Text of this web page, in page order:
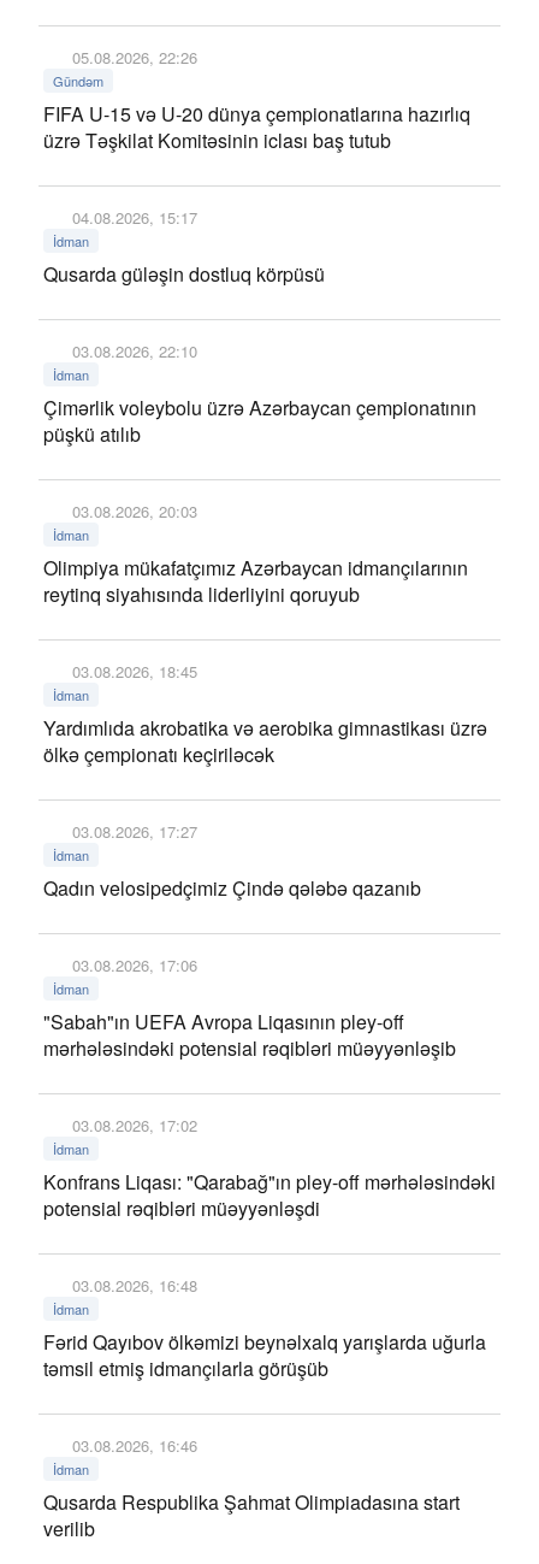
05.08.2026, 22:26
Gündəm
FIFA U-15 və U-20 dünya çempionatlarına hazırlıq
üzrə Təşkilat Komitəsinin iclası baş tutub
04.08.2026, 15:17
İdman
Qusarda güləşin dostluq körpüsü
03.08.2026, 22:10
İdman
Çimərlik voleybolu üzrə Azərbaycan çempionatının
püşkü atılıb
03.08.2026, 20:03
İdman
Olimpiya mükafatçımız Azərbaycan idmançılarının
reytinq siyahısında liderliyini qoruyub
03.08.2026, 18:45
İdman
Yardımlıda akrobatika və aerobika gimnastikası üzrə
ölkə çempionatı keçiriləcək
03.08.2026, 17:27
İdman
Qadın velosipedçimiz Çində qələbə qazanıb
03.08.2026, 17:06
İdman
"Sabah"ın UEFA Avropa Liqasının pley-off
mərhələsindəki potensial rəqibləri müəyyənləşib
03.08.2026, 17:02
İdman
Konfrans Liqası: "Qarabağ"ın pley-off mərhələsindəki
potensial rəqibləri müəyyənləşdi
03.08.2026, 16:48
İdman
Fərid Qayıbov ölkəmizi beynəlxalq yarışlarda uğurla
təmsil etmiş idmançılarla görüşüb
03.08.2026, 16:46
İdman
Qusarda Respublika Şahmat Olimpiadasına start
verilib